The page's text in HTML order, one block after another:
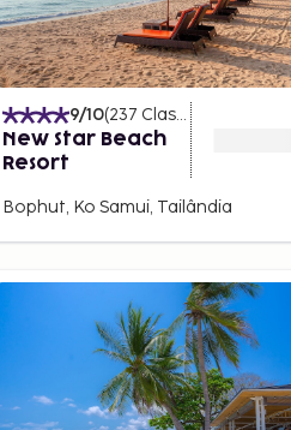
9/10(237 Classificações
New Star Beach
Resort
Bophut, Ko Samui, Tailândia